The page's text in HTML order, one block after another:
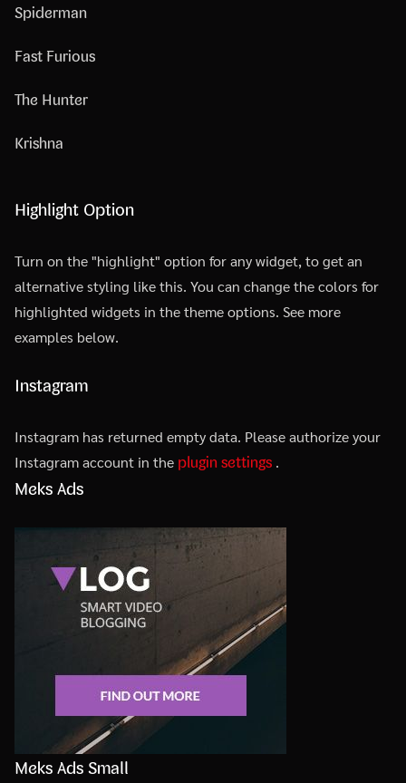
Spiderman
Fast Furious
The Hunter
Krishna
Highlight Option
Turn on the "highlight" option for any widget, to get an
alternative styling like this. You can change the colors for
highlighted widgets in the theme options. See more
examples below.
Instagram
Instagram has returned empty data. Please authorize your
Instagram account in the plugin settings .
Meks Ads
Meks Ads Small